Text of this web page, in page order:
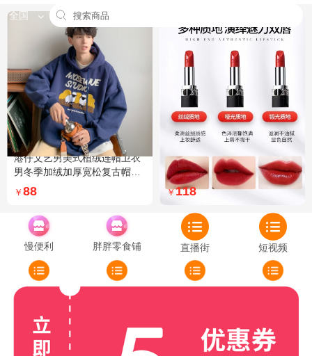
全国
港仔文艺男美式植绒连帽卫衣
男冬季加绒加厚宽松复古帽衫
外套 XXL 加绒 5XL 灰色加绒
￥ 88
Dior迪奥全新烈艳蓝金口红品
牌授权经典藤格纹饰带丝绒质
地999色号传奇红唇哑光 哑光
￥118
慢便利 胖胖零食铺 直播街 短视频